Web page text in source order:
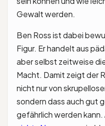
Gewalt werden.
Ben Ross ist dabei
Figur. Er handelt aus
aber selbst zeitweise
Macht. Damit zeigt der
nicht nur von
sondern dass auch gut
gefährlich werden kann.